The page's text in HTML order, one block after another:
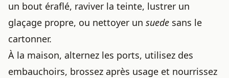
un bout éraflé, raviver la teinte, lustrer un
glaçage propre, ou nettoyer un suede sans le
cartonner.
À la maison, alternez les ports, utilisez des
embauchoirs, brossez après usage et nourrissez